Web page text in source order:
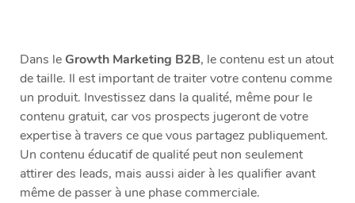
Dans le Growth Marketing B2B, le contenu est un atout
de taille. Il est important de traiter votre contenu comme
un produit. Investissez dans la qualité, même pour le
contenu gratuit, car vos prospects jugeront de votre
expertise à travers ce que vous partagez publiquement.
Un contenu éducatif de qualité peut non seulement
attirer des leads, mais aussi aider à les qualifier avant
même de passer à une phase commerciale.